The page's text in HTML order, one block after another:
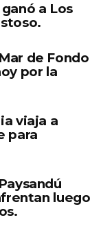
a Los
de Fondo
por la
viaja a
para
luego